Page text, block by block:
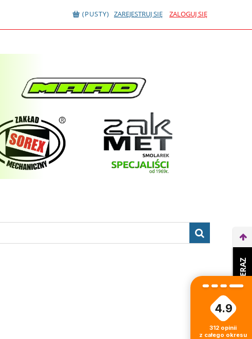
(PUSTY) ZAREJESTRUJ SIĘ ZALOGUJ SIĘ
WEŹ LEASING TERAZ
4.9
312 opinii
z całego okresu